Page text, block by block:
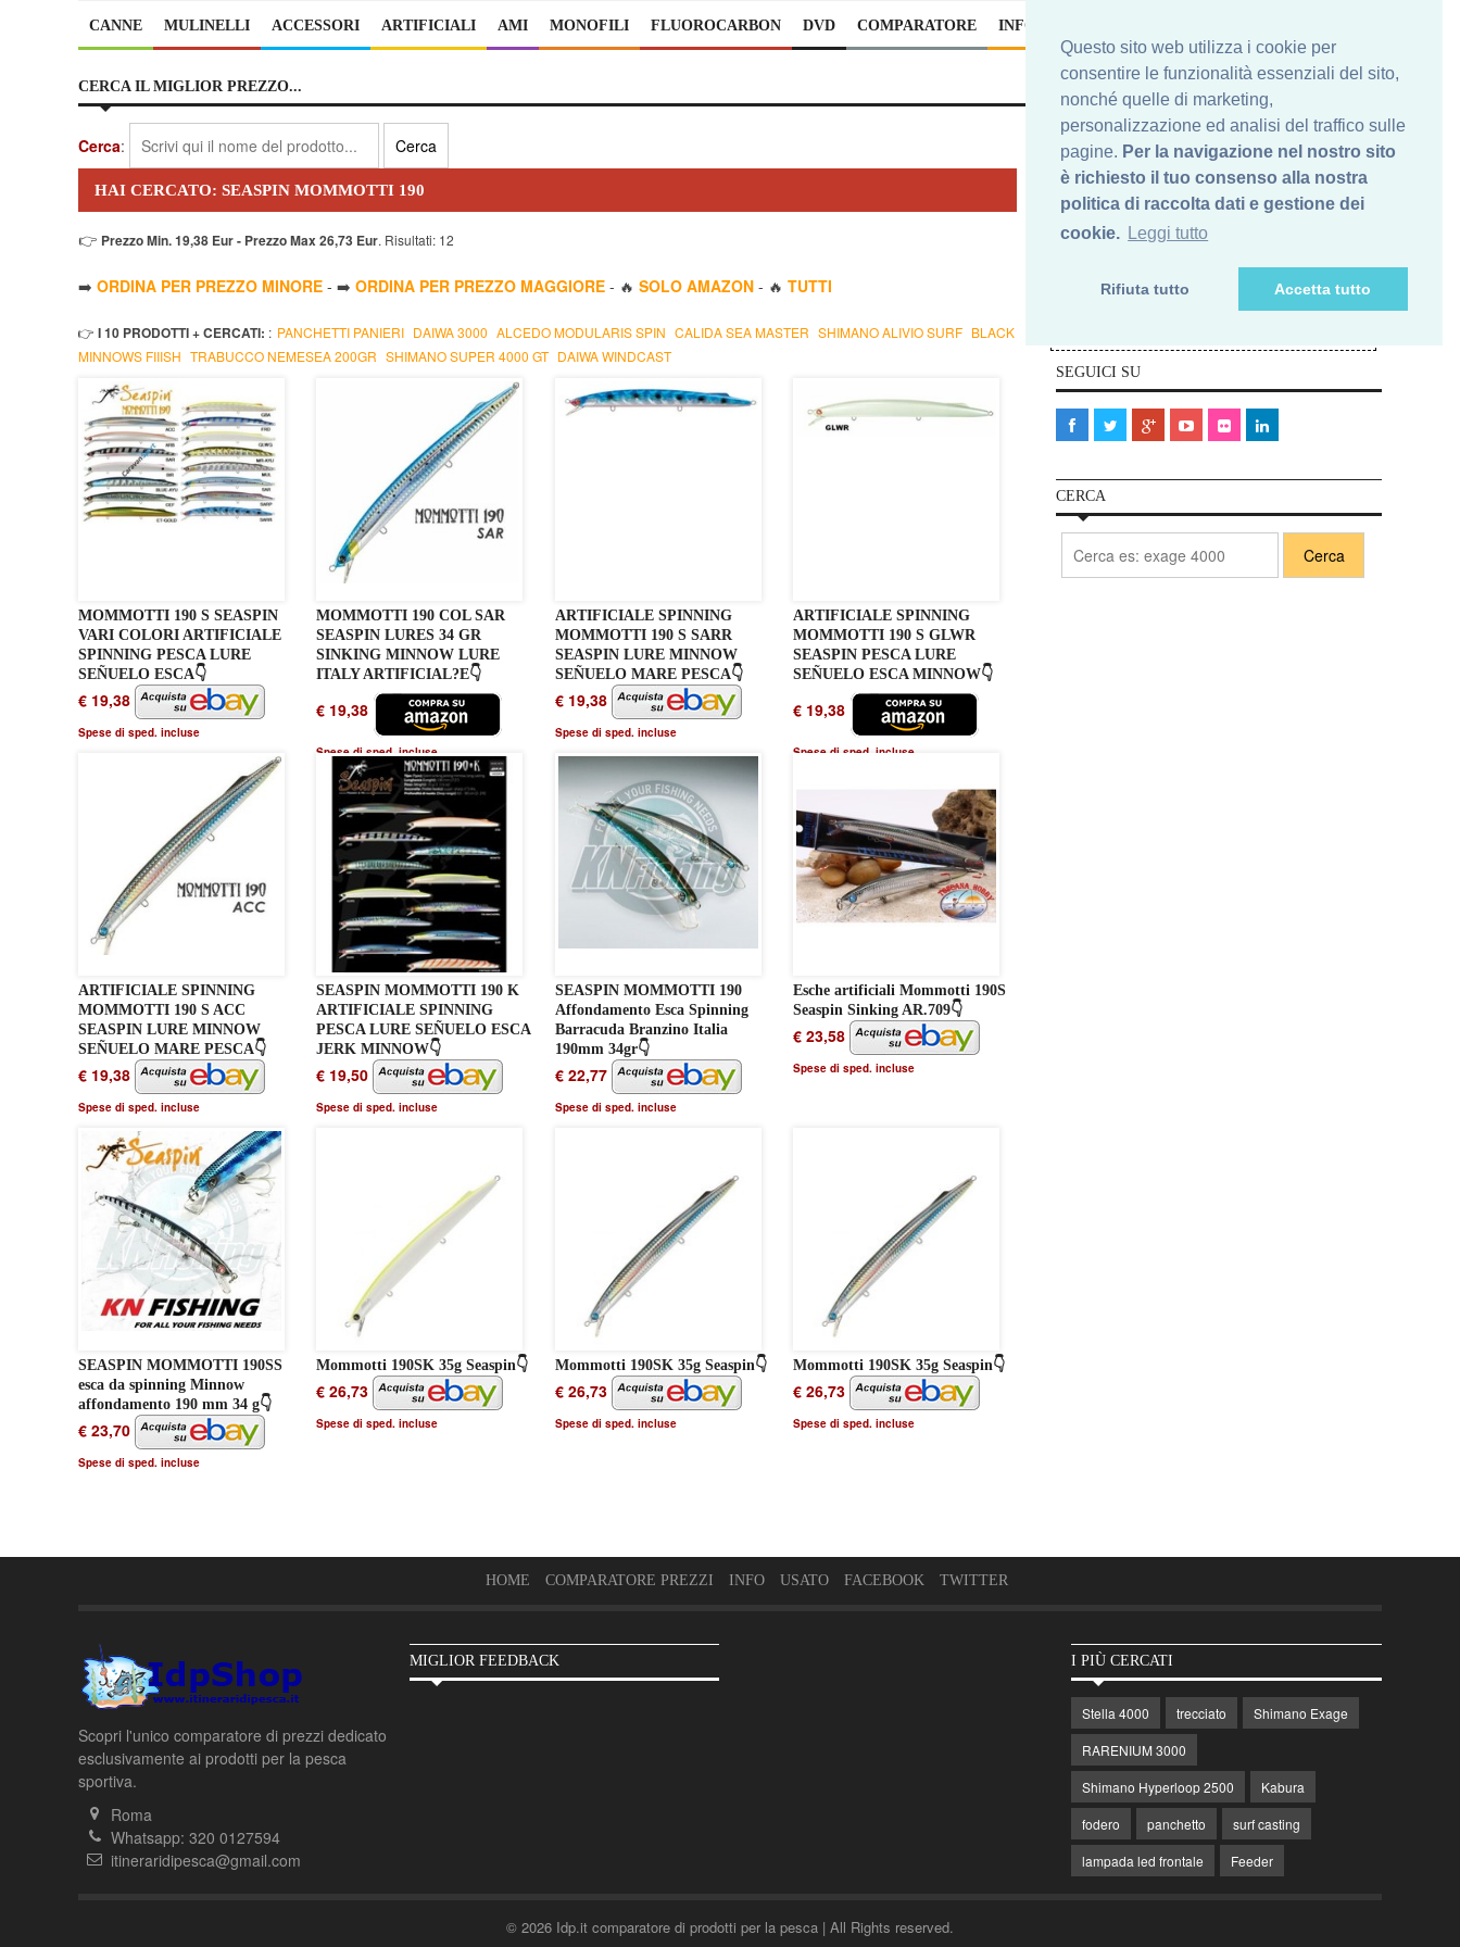
Questo sito web utilizza i cookie per
consentire le funzionalità essenziali del sito,
nonché quelle di marketing,
personalizzazione ed analisi del traffico sulle
pagine. Per la navigazione nel nostro sito
è richiesto il tuo consenso alla nostra
politica di raccolta dati e gestione dei
cookie. Leggi tutto
Rifiuta tutto Accetta tutto
CANNE MULINELLI ACCESSORI ARTIFICIALI AMI MONOFILI FLUOROCARBON DVD COMPARATORE INFO
CERCA IL MIGLIOR PREZZO...
Cerca:
HAI CERCATO: SEASPIN MOMMOTTI 190
👉 Prezzo Min. 19,38 Eur - Prezzo Max 26,73 Eur. Risultati: 12
➡️ ORDINA PER PREZZO MINORE - ➡️ ORDINA PER PREZZO MAGGIORE - 🔥 SOLO AMAZON - 🔥 TUTTI
👉 I 10 PRODOTTI + CERCATI: : PANCHETTI PANIERI DAIWA 3000 ALCEDO MODULARIS SPIN CALIDA SEA MASTER SHIMANO ALIVIO SURF BLACK
MINNOWS FIIISH TRABUCCO NEMESEA 200GR SHIMANO SUPER 4000 GT DAIWA WINDCAST
MOMMOTTI 190 S SEASPIN
VARI COLORI ARTIFICIALE
SPINNING PESCA LURE
SEÑUELO ESCA👇
€ 19,38
Spese di sped. incluse
MOMMOTTI 190 COL SAR
SEASPIN LURES 34 GR
SINKING MINNOW LURE
ITALY ARTIFICIAL?E👇
€ 19,38
Spese di sped. incluse
ARTIFICIALE SPINNING
MOMMOTTI 190 S SARR
SEASPIN LURE MINNOW
SEÑUELO MARE PESCA👇
€ 19,38
Spese di sped. incluse
ARTIFICIALE SPINNING
MOMMOTTI 190 S GLWR
SEASPIN PESCA LURE
SEÑUELO ESCA MINNOW👇
€ 19,38
Spese di sped. incluse
ARTIFICIALE SPINNING
MOMMOTTI 190 S ACC
SEASPIN LURE MINNOW
SEÑUELO MARE PESCA👇
€ 19,38
Spese di sped. incluse
SEASPIN MOMMOTTI 190 K
ARTIFICIALE SPINNING
PESCA LURE SEÑUELO ESCA
JERK MINNOW👇
€ 19,50
Spese di sped. incluse
SEASPIN MOMMOTTI 190
Affondamento Esca Spinning
Barracuda Branzino Italia
190mm 34gr👇
€ 22,77
Spese di sped. incluse
Esche artificiali Mommotti 190S
Seaspin Sinking AR.709👇
€ 23,58
Spese di sped. incluse
SEASPIN MOMMOTTI 190SS
esca da spinning Minnow
affondamento 190 mm 34 g👇
€ 23,70
Spese di sped. incluse
Mommotti 190SK 35g Seaspin👇
€ 26,73
Spese di sped. incluse
Mommotti 190SK 35g Seaspin👇
€ 26,73
Spese di sped. incluse
Mommotti 190SK 35g Seaspin👇
€ 26,73
Spese di sped. incluse
Iscriviti alla nostra newsletter
cancellare da questa newsletters. In nessun caso la Tua e-
Ti vuoi cancellare? Elimina
SEGUICI SU
CERCA
HOME COMPARATORE PREZZI INFO USATO FACEBOOK TWITTER
Scopri l'unico comparatore di prezzi dedicato
esclusivamente ai prodotti per la pesca
sportiva.
Roma
Whatsapp: 320 0127594
itineraridipesca@gmail.com
MIGLIOR FEEDBACK I PIÙ CERCATI
Stella 4000 trecciato
Shimano Exage
RARENIUM 3000
Shimano Hyperloop 2500
Kabura
fodero
panchetto
surf casting
lampada led frontale
Feeder
© 2026 Idp.it comparatore di prodotti per la pesca | All Rights reserved.